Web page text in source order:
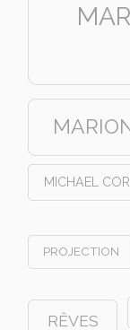
MICHAEL
PROJECTION
RÊVES